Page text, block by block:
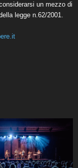
un mezzo di
legge n.62/2001.